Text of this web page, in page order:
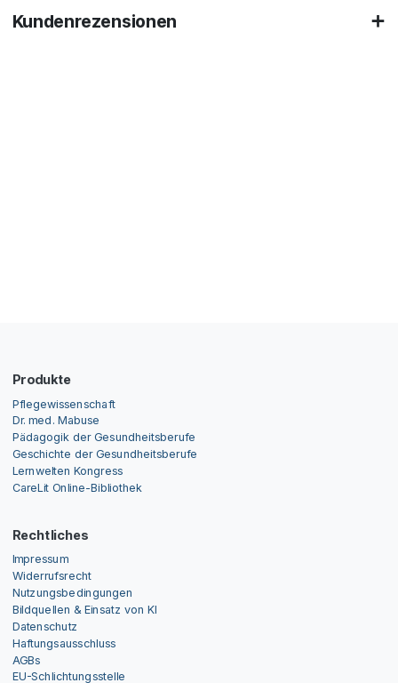
Kundenrezensionen
Produkte
Pflegewissenschaft
Dr. med. Mabuse
Pädagogik der Gesundheitsberufe
Geschichte der Gesundheitsberufe
Lernwelten Kongress
CareLit Online-Bibliothek
Rechtliches
Impressum
Widerrufsrecht
Nutzungsbedingungen
Bildquellen & Einsatz von KI
Datenschutz
Haftungsausschluss
AGBs
EU-Schlichtungsstelle